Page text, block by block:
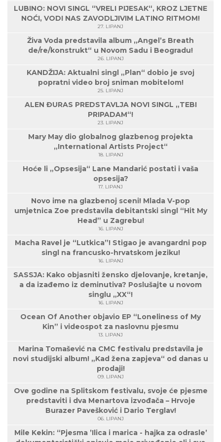
LUBINO: NOVI SINGL “VRELI PIJESAK“, KROZ LJETNE
NOĆI, VODI NAS ZAVODLJIVIM LATINO RITMOM!
27. LIPANJ
Živa Voda predstavila album „Angel’s Breath
de/re/konstrukt“ u Novom Sadu i Beogradu!
26. LIPANJ
KANDŽIJA: Aktualni singl „Plan“ dobio je svoj
popratni video broj sniman mobitelom!
25. LIPANJ
ALEN ĐURAS PREDSTAVLJA NOVI SINGL „TEBI
PRIPADAM“!
23. LIPANJ
Mary May dio globalnog glazbenog projekta
„International Artists Project“
18. LIPANJ
Hoće li „Opsesija“ Lane Mandarić postati i vaša
opsesija?
17. LIPANJ
Novo ime na glazbenoj sceni! Mlada V-pop
umjetnica Zoe predstavila debitantski singl “Hit My
Head” u Zagrebu!
16. LIPANJ
Macha Ravel je “Lutkica”! Stigao je avangardni pop
singl na francusko-hrvatskom jeziku!
16. LIPANJ
SASSJA: Kako objasniti žensko djelovanje, kretanje,
a da izađemo iz deminutiva? Poslušajte u novom
singlu „XX“!
16. LIPANJ
Ocean Of Another objavio EP “Loneliness of My
Kin” i videospot za naslovnu pjesmu
13. LIPANJ
Marina Tomašević na CMC festivalu predstavila je
novi studijski album! „Kad žena zapjeva“ od danas u
prodaji!
09. LIPANJ
Ove godine na Splitskom festivalu, svoje će pjesme
predstaviti i dva Menartova izvođača – Hrvoje
Burazer Pavešković i Dario Terglav!
06. LIPANJ
Mile Kekin: “Pjesma ’Ilica i marica - hajka za odrasle’